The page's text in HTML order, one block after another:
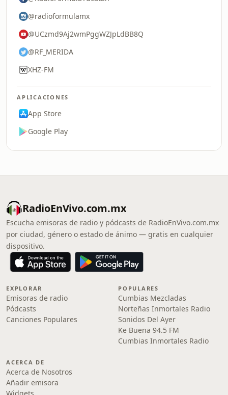
@radioformulamx
@UCzmd9Aj2wmPggWZJpLdBB8Q
@RF_MERIDA
XHZ-FM
APLICACIONES
App Store
Google Play
RadioEnVivo.com.mx
Escucha emisoras de radio y pódcasts de RadioEnVivo.com.mx
por ciudad, género o estado de ánimo — gratis en cualquier
dispositivo.
EXPLORAR
Emisoras de radio
Pódcasts
Canciones Populares
POPULARES
Cumbias Mezcladas
Norteñas Inmortales Radio
Sonidos Del Ayer
Ke Buena 94.5 FM
Cumbias Inmortales Radio
ACERCA DE
Acerca de Nosotros
Añadir emisora